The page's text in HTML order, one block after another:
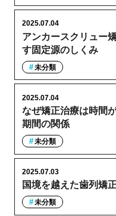
アンカースクリュー
す固定源のしくみ
2025.07.04
未分類
なぜ矯正治療は時間
期間の関係
2025.07.04
未分類
国境を越えた歯列矯
2025.07.03
未分類